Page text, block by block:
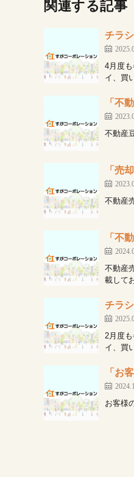
関連する記事
チラ
4月度
イ、買
「不
不動産
「売
不動産
「不
不動産
載して
チラ
2月度
イ、買
「お
お客様